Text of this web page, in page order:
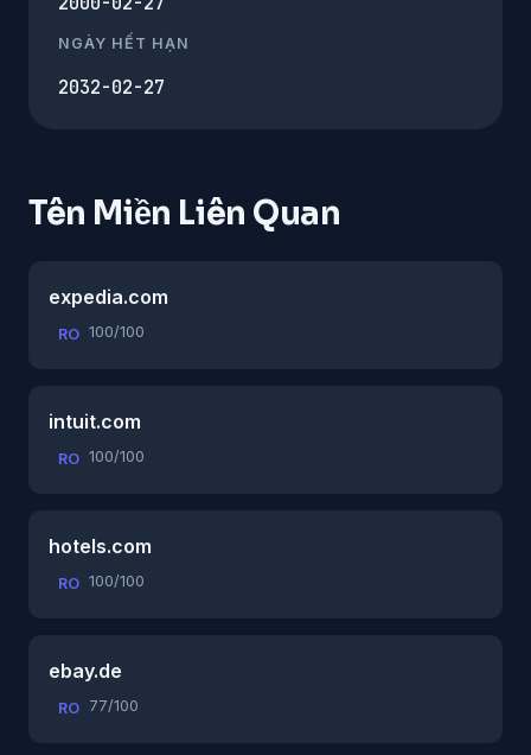
NGÀY HẾT HẠN
2032-02-27
Tên Miền Liên Quan
expedia.com
RO 100/100
intuit.com
RO 100/100
hotels.com
RO 100/100
ebay.de
RO 77/100